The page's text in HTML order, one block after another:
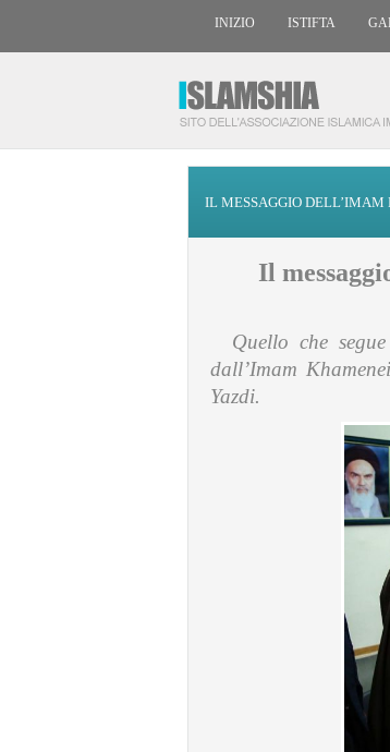
INIZIO ISTIFTA
IL MESSAGGIO
Il
Quello che
dall’Imam
Yazdi.